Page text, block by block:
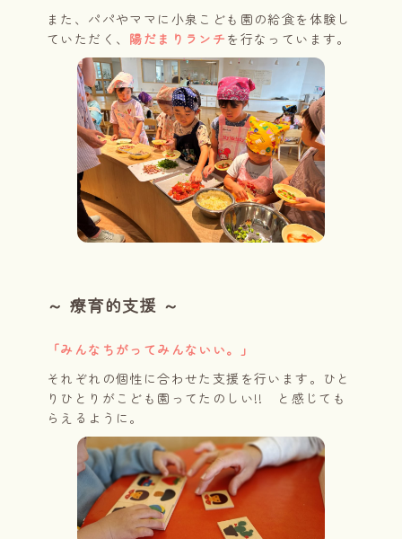
また、パパやママに小泉こども園の給食を体験し
ていただく、 陽だまりランチ を行なっています。
～ 療育的支援 ～
「みんなちがってみんないい。」
それぞれの個性に合わせた支援を行います。ひと
りひとりがこども園ってたのしい!! と感じても
らえるように。